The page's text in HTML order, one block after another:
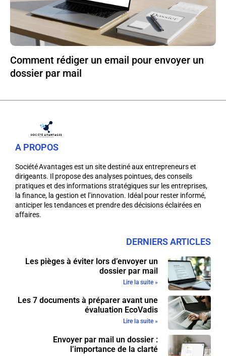
Comment rédiger un email pour envoyer un
dossier par mail
A PROPOS
Société Avantages est un site destiné aux entrepreneurs et
dirigeants. Il propose des analyses pointues, des conseils
pratiques et des informations stratégiques sur les entreprises,
la finance, la gestion et l’innovation. Idéal pour rester informé,
anticiper les tendances et prendre des décisions éclairées en
affaires.
DERNIERS ARTICLES
Les pièges à éviter lors d’envoyer un
dossier par mail
Lire la suite »
Les 7 documents à préparer avant une
évaluation EcoVadis
Lire la suite »
Envoyer par mail un dossier :
l’importance de la clarté